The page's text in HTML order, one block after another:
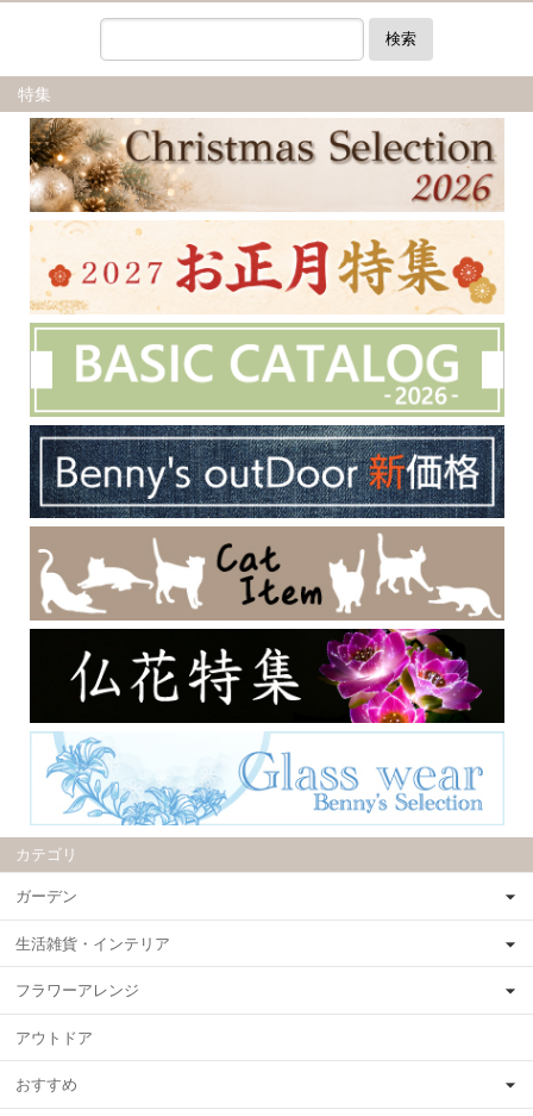
検索
特集
カテゴリ
ガーデン
生活雑貨・インテリア
フラワーアレンジ
アウトドア
おすすめ